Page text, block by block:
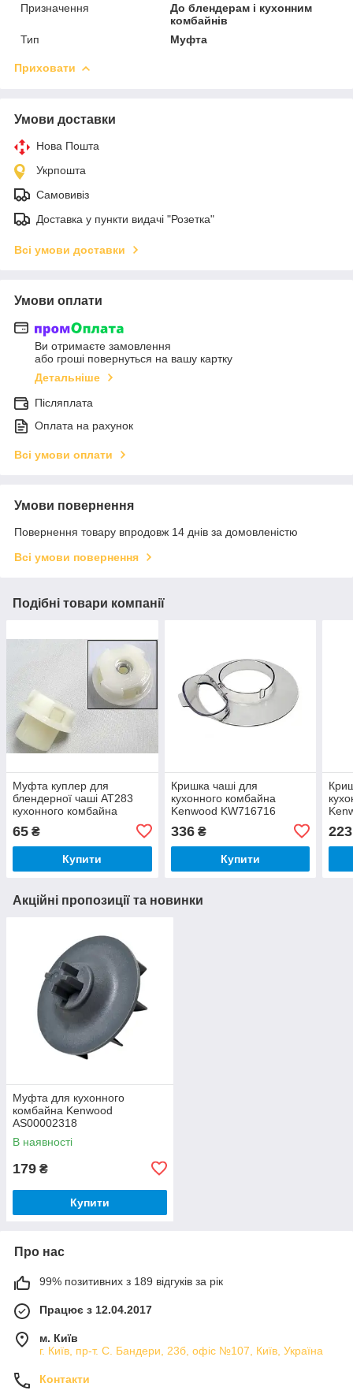
Призначення
До блендерам і кухонним
комбайнів
Тип
Муфта
Приховати
Умови доставки
Нова Пошта
Укрпошта
Самовивіз
Доставка у пункти видачі "Розетка"
Всі умови доставки
Умови оплати
Ви отримаєте замовлення
або гроші повернуться на вашу картку
Детальніше
Післяплата
Оплата на рахунок
Всі умови оплати
Умови повернення
Повернення товару впродовж 14 днів за домовленістю
Всі умови повернення
Подібні товари компанії
Муфта куплер для
блендерної чаші AT283
кухонного комбайна
65 ₴
Купити
Кришка чаші для
кухонного комбайна
Kenwood KW716716
336₴
Купити
223
Акційні пропозиції та новинки
Муфта для кухонного
комбайна Kenwood
AS00002318
В наявності
179 ₴
Купити
Про нас
99% позитивних з 189 відгуків за рік
Працює з 12.04.2017
м. Київ
г. Київ, пр-т. С. Бандери, 23б, офіс №107, Київ, Україна
Контакти